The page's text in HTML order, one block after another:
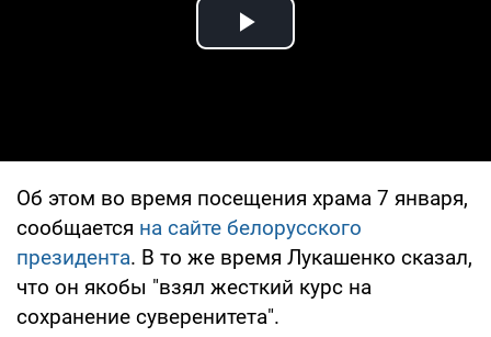
Play Video
Об этом во время посещения храма 7 января,
сообщается на сайте белорусского
президента. В то же время Лукашенко сказал,
что он якобы "взял жесткий курс на
сохранение суверенитета".